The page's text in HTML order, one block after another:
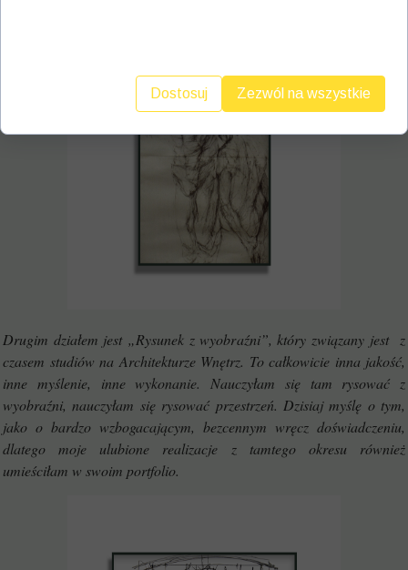
Drugim działem jest „Rysunek z wyobraźni”, który związany jest z
czasem studiów na Architekturze Wnętrz. To całkowicie inna jakość,
inne myślenie, inne wykonanie. Nauczyłam się tam rysować z
wyobraźni, nauczyłam się rysować przestrzeń. Dzisiaj myślę o tym,
jako o bardzo wzbogacającym, bezcennym wręcz doświadczeniu,
dlatego moje ulubione realizacje z tamtego okresu również
umieściłam w swoim portfolio.
Dostosuj Zezwól na wszystkie